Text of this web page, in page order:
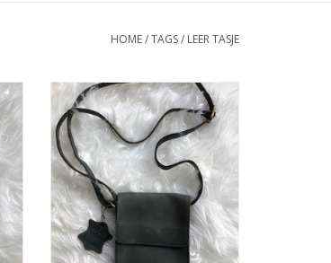
HOME/TAGS/ LEER TASJE
Groen leren schoudertasje
TOEVOEGEN AAN WINKELWAGEN